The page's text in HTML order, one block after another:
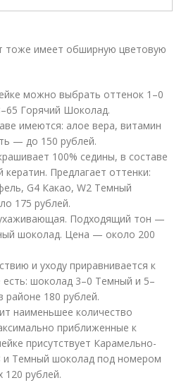
тоже имеет обширную цветовую
можно выбрать оттенок 1–0
Горячий Шоколад.
имеются: алое вера, витамин
— до 150 рублей.
100% седины, в составе
кератин. Предлагает оттенки:
G4 Какао, W2 Темный
175 рублей.
Подходящий тон —
шоколад. Цена — около 200
и уходу приравнивается к
есть: шоколад 3–0 Темный и 5–
180 рублей.
наименьшее количество
приближенные к
присутствует Карамельно-
и Темный шоколад под номером
120 рублей.